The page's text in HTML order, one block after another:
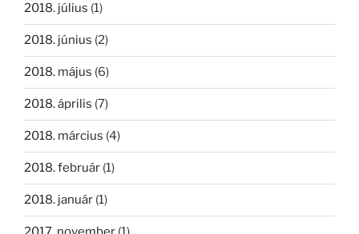
2018. július (1)
2018. június (2)
2018. május (6)
2018. április (7)
2018. március (4)
2018. február (1)
2018. január (1)